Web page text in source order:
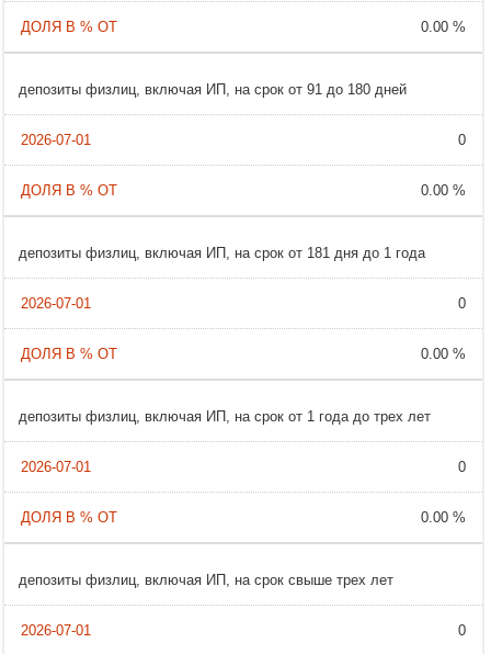
0.00 %
депозиты физлиц, включая ИП, на срок от 91 до 180 дней
0
0.00 %
депозиты физлиц, включая ИП, на срок от 181 дня до 1 года
0
0.00 %
депозиты физлиц, включая ИП, на срок от 1 года до трех лет
0
0.00 %
депозиты физлиц, включая ИП, на срок свыше трех лет
0